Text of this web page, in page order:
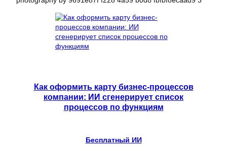
Как оформить карту бизнес-процессов
компании: ИИ сгенерирует список
процессов по функциям
Бесплатный ИИ